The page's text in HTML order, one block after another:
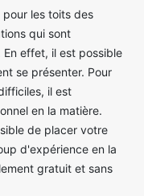
les toits des
qui sont
effet, il est possible
se présenter. Pour
il est
en la matière.
de placer votre
d'expérience en la
gratuit et sans